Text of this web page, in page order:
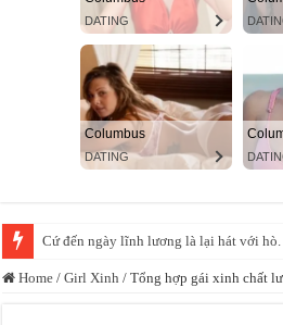
Diệp Phương Linh giữ vững phong độ,
Home / Girl Xinh / Tổng hợp gái xinh chất